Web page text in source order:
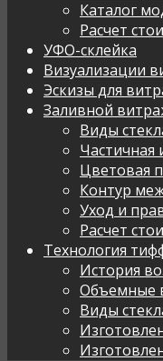
Каталог
Расчет
УФО-склейка
Визуализации
Эскизы для
Заливной
Виды
Частичная
Цветовая
Контур
Уход и
Расчет
Технология
История
Объемные
Виды